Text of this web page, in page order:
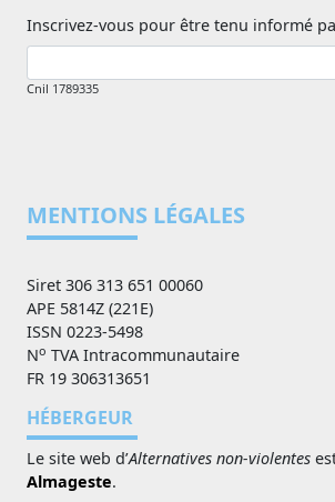
Inscrivez-vous pour être tenu informé
Cnil 1789335
MENTIONS LÉGALES
Siret 306 313 651 00060
APE 5814Z (221E)
ISSN 0223-5498
No TVA Intracommunautaire
FR 19 306313651
HÉBERGEUR
Le site web d’Alternatives non-violentes
Almageste.